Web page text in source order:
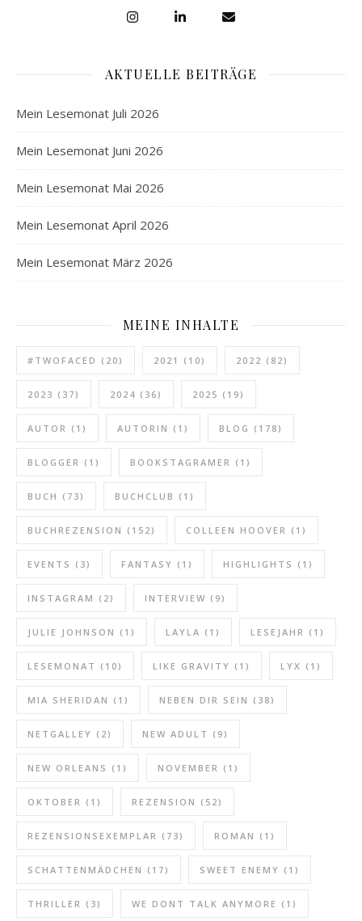
AKTUELLE BEITRÄGE
Mein Lesemonat Juli 2026
Mein Lesemonat Juni 2026
Mein Lesemonat Mai 2026
Mein Lesemonat April 2026
Mein Lesemonat März 2026
MEINE INHALTE
#TWOFACED (20) 2021 (10) 2022 (82)
2023 (37) 2024 (36) 2025 (19)
AUTOR (1) AUTORIN (1) BLOG (178)
BLOGGER (1) BOOKSTAGRAMER (1)
BUCH (73) BUCHCLUB (1)
BUCHREZENSION (152) COLLEEN HOOVER (1)
EVENTS (3) FANTASY (1) HIGHLIGHTS (1)
INSTAGRAM (2) INTERVIEW (9)
JULIE JOHNSON (1) LAYLA (1) LESEJAHR (1)
LESEMONAT (10) LIKE GRAVITY (1) LYX (1)
MIA SHERIDAN (1) NEBEN DIR SEIN (38)
NETGALLEY (2) NEW ADULT (9)
NEW ORLEANS (1) NOVEMBER (1)
OKTOBER (1) REZENSION (52)
REZENSIONSEXEMPLAR (73) ROMAN (1)
SCHATTENMÄDCHEN (17) SWEET ENEMY (1)
THRILLER (3) WE DONT TALK ANYMORE (1)